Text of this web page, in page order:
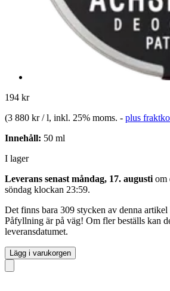
194 kr
(3 880 kr / l, inkl. 25% moms. - plus
Innehåll: 50 ml
I lager
Leverans senast måndag, 17. augusti om
söndag klockan 23:59.
Det finns bara 309 stycken av denna
Påfyllning är på väg! Om fler beställs kan
leveransdatumet.
Lägg i varukorgen